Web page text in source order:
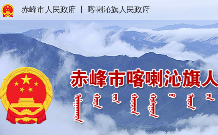
赤峰市人民政府 喀喇沁旗人民政府